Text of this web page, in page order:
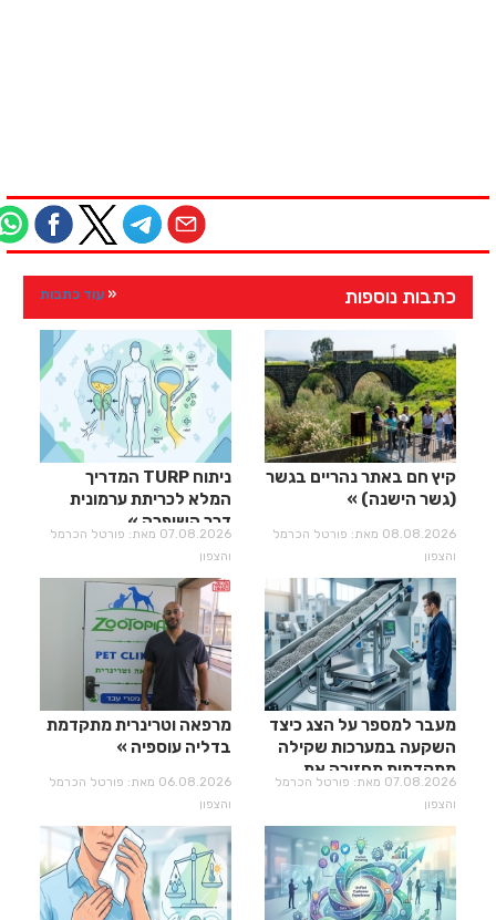
כתבות נוספות עוד כתבות
קיץ חם באתר נהריים בגשר
(גשר הישנה)
08.08.2026 מאת: פורטל הכרמל
והצפון
ניתוח TURP המדריך
המלא לכריתת ערמונית
דרך השופכה
07.08.2026 מאת: פורטל הכרמל
והצפון
מעבר למספר על הצג כיצד
השקעה במערכות שקילה
מתקדמות מחזירה את
עצמה?
07.08.2026 מאת: פורטל הכרמל
והצפון
מרפאה וטרינרית מתקדמת
בדליה עוספיה
06.08.2026 מאת: פורטל הכרמל
והצפון